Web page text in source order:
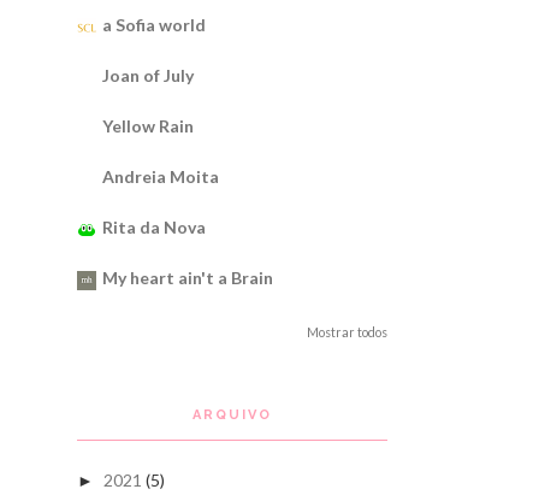
a Sofia world
Joan of July
Yellow Rain
Andreia Moita
Rita da Nova
My heart ain't a Brain
Mostrar todos
ARQUIVO
► 2021 (5)